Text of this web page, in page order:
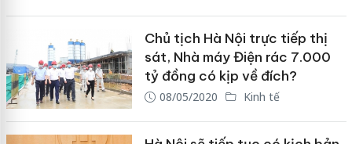
Chủ tịch Hà Nội trực tiếp thị
sát, Nhà máy Điện rác 7.000
tỷ đồng có kịp về đích?
08/05/2020 Kinh tế